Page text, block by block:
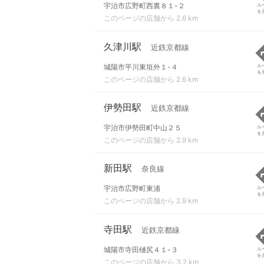
宇治市広野町西裏８１-２
このページの店舗から 2.6 km
ル
を
久津川駅 近鉄京都線
城陽市平川東垣外１-４
このページの店舗から 2.6 km
ル
を
伊勢田駅 近鉄京都線
宇治市伊勢田町中山２５
このページの店舗から 2.9 km
ル
を
新田駅 奈良線
宇治市広野町東浦
このページの店舗から 2.9 km
ル
を
寺田駅 近鉄京都線
城陽市寺田樋尻４１-３
このページの店舗から 3.2 km
ル
を